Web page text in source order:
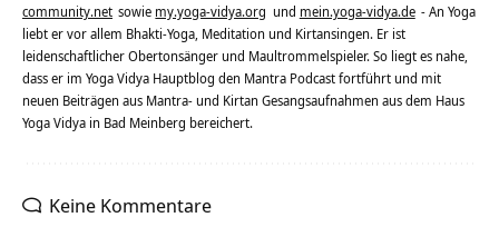
community.net sowie my.yoga-vidya.org und mein.yoga-vidya.de - An Yoga
liebt er vor allem Bhakti-Yoga, Meditation und Kirtansingen. Er ist
leidenschaftlicher Obertonsänger und Maultrommelspieler. So liegt es nahe,
dass er im Yoga Vidya Hauptblog den Mantra Podcast fortführt und mit
neuen Beiträgen aus Mantra- und Kirtan Gesangsaufnahmen aus dem Haus
Yoga Vidya in Bad Meinberg bereichert.
Keine Kommentare